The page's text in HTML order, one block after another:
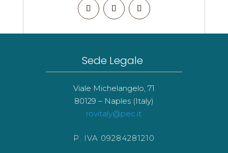
Sede Legale
Viale Michelangelo, 71
80129 – Naples (Italy)
rovitaly@pec.it
P. IVA 09284281210